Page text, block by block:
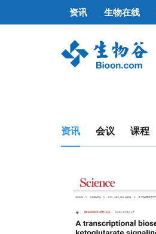
资讯 生物在线
资讯 会议 课程